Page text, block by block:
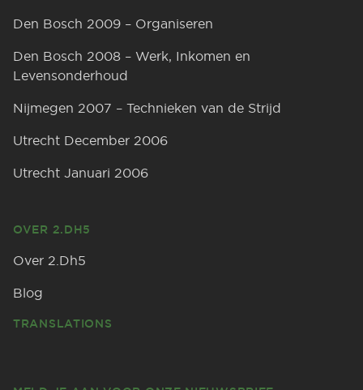
Den Bosch 2009 – Organiseren
Den Bosch 2008 – Werk, Inkomen en
Levensonderhoud
Nijmegen 2007 – Technieken van de Strijd
Utrecht December 2006
Utrecht Januari 2006
OVER 2.DH5
Over 2.Dh5
Blog
TRANSLATIONS